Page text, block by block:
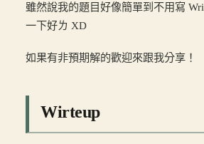
雖然說我的題目好像簡單到不用寫
一下好ㄌ XD
如果有非預期解的歡迎來跟我分享！
Wirteup